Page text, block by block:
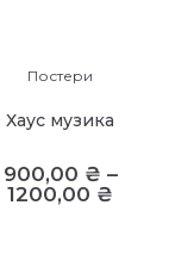
Постери
Хаус музика
900,00 ₴ –
1200,00 ₴